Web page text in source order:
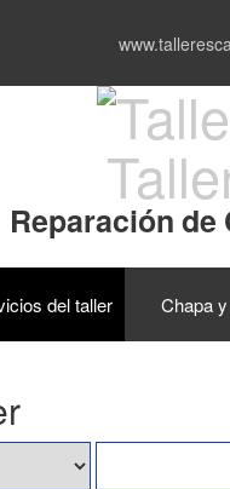
Reparación de
del taller Chapa